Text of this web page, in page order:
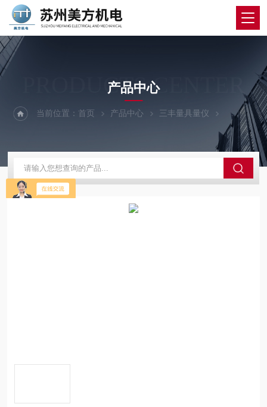
PRODUCTS CENTER
产品中心
当前位置：首页 产品中心 三丰量具量仪 三丰百分